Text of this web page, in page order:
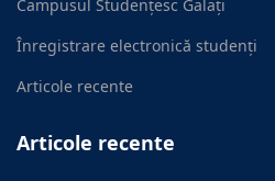
Campusul Studențesc Galați
Înregistrare electronică studenți
Articole recente
Articole recente